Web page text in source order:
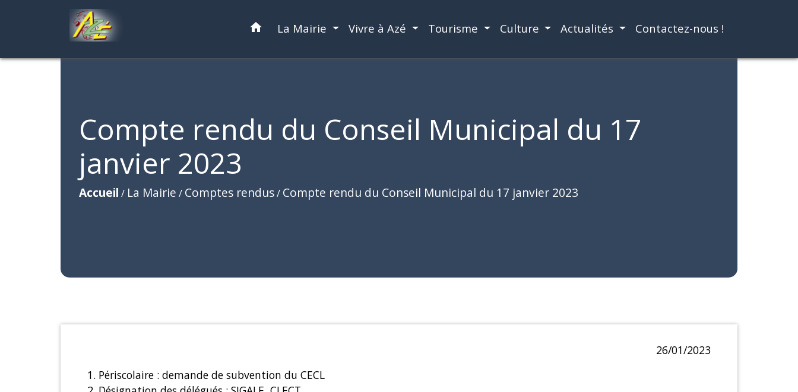
home La Mairie Vivre à Azé Tourisme Culture Actualités Contactez-nous !
Compte rendu du Conseil Municipal du 17
janvier 2023
Accueil / La Mairie / Comptes rendus/ Compte rendu du Conseil Municipal du 17 janvier 2023
26/01/2023
1. Périscolaire : demande de subvention du CECL